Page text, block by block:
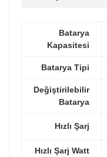
Batarya
Kapasitesi
Batarya Tipi
Değiştirilebilir
Batarya
Hızlı Şarj
Hızlı Şarj Watt